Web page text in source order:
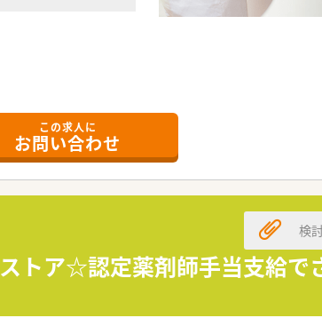
で
がけています。
この求人に
お問い合わせ
トア☆認定薬剤師手当支給で
検